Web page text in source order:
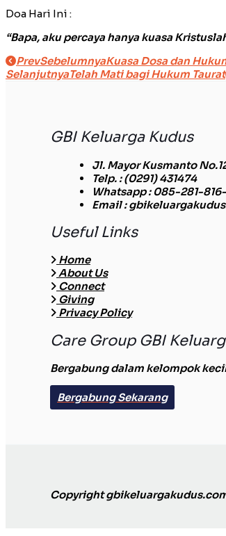
Doa Hari Ini :
“Bapa, aku percaya hanya kuasa
PrevSebelumnyaKuasa Dosa dan
SelanjutnyaTelah Mati bagi Hukum Taurat
GBI Keluarga Kudus
Jl. Mayor Kusmanto
Telp. : (0291) 431474
Whatsapp: 085-281-
Email:
Useful Links
Home
About Us
Connect
Giving
Privacy Policy
Care Group GBI
Bergabung dalam kelompok
Bergabung Sekarang
Copyright